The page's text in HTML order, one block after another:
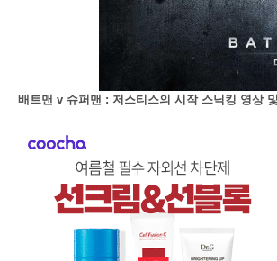
배트맨 v 슈퍼맨 : 저스티스의 시작 스닉킹 영상